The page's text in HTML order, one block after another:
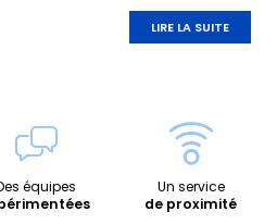
LIRE LA SUITE
équipes
Un service
de proximité